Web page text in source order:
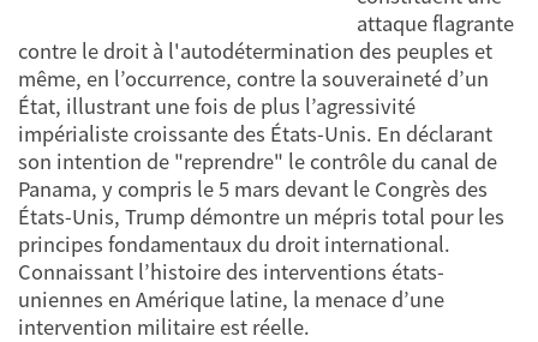
attaque flagrante
contre le droit à l'autodétermination des peuples et
même, en l’occurrence, contre la souveraineté d’un
État, illustrant une fois de plus l’agressivité
impérialiste croissante des États-Unis. En déclarant
son intention de "reprendre" le contrôle du canal de
Panama, y compris le 5 mars devant le Congrès des
États-Unis, Trump démontre un mépris total pour les
principes fondamentaux du droit international.
Connaissant l’histoire des interventions états-
uniennes en Amérique latine, la menace d’une
intervention militaire est réelle.